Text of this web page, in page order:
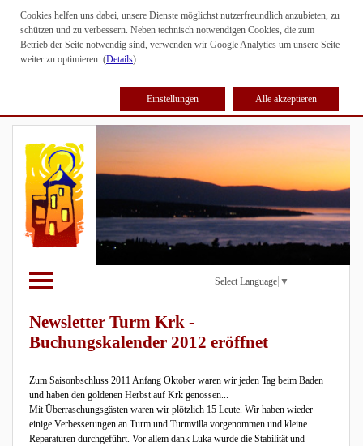
Cookies helfen uns dabei, unsere Dienste möglichst nutzerfreundlich anzubieten, zu
schützen und zu verbessern. Neben technisch notwendigen Cookies, die zum
Betrieb der Seite notwendig sind, verwenden wir Google Analytics um unsere Seite
weiter zu optimieren. (Details)
Einstellungen Alle akzeptieren
Select Language ▼
Newsletter Turm Krk -
Buchungskalender 2012 eröffnet
Zum Saisonbschluss 2011 Anfang Oktober waren wir jeden Tag beim Baden
und haben den goldenen Herbst auf Krk genossen...
Mit Überraschungsgästen waren wir plötzlich 15 Leute. Wir haben wieder
einige Verbesserungen an Turm und Turmvilla vorgenommen und kleine
Reparaturen durchgeführt. Vor allem dank Luka wurde die Stabilität und